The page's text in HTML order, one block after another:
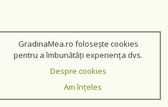
GradinaMea.ro folosește cookies
pentru a îmbunătăți experiența dvs.
Despre cookies
Am înțeles